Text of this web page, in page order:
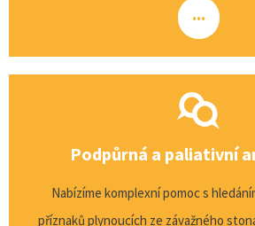
...
Podpůrná a paliativní
Nabízíme komplexní pomoc s
příznaků plynoucích ze závažného